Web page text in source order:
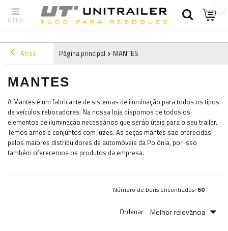
Atrás Página principal MANTES
MANTES
A Mantes é um fabricante de sistemas de iluminação para todos os tipos
de veículos rebocadores. Na nossa loja dispomos de todos os
elementos de iluminação necessários que serão úteis para o seu trailer.
Temos arnês e conjuntos com luzes. As peças mantes são oferecidas
pelos maiores distribuidores de automóveis da Polónia, por isso
também oferecemos os produtos da empresa.
Número de bens encontrados: 60
Ordenar Melhor relevância